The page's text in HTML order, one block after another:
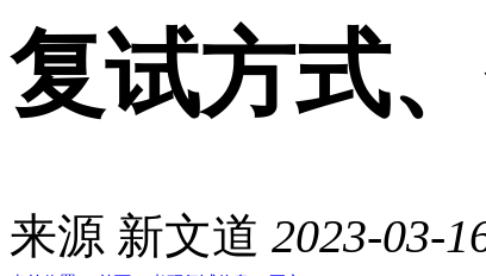
复试方式
来源 新文道 2023-03-